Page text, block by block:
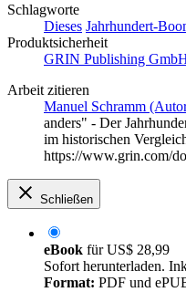
Schlagworte
Dieses Jahrhundert-
Produktsicherheit
GRIN Publishing
Arbeit zitieren
Manuel Schramm
anders" - Der
im historischen
https://www.grin.com/
Schließen
eBook fürUS$ 28,99
Sofort herunterladen.
Format: PDF und